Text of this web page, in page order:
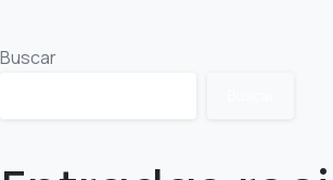
Buscar